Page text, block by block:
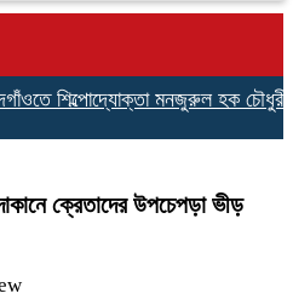
শিল্পোদ্যোক্তা মনজুরুল হক চৌধুরীর
ক্রেতাদের উপচেপড়া ভীড়